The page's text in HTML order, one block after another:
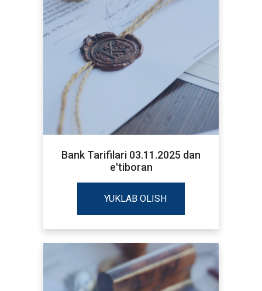
Bank Tarifilari 03.11.2025 dan
e'tiboran
YUKLAB OLISH